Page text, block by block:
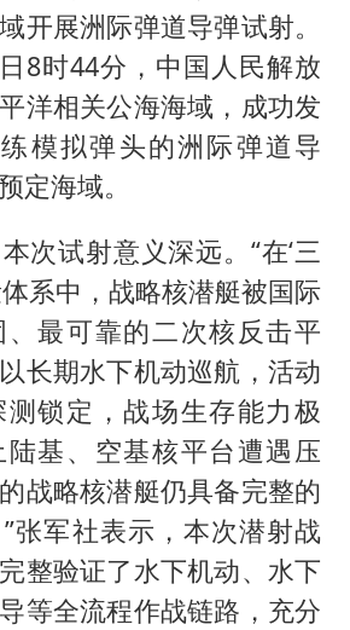
开展洲际弹道导弹试射。
8时44分，中国人民解放
洋相关公海海域，成功发
模拟弹头的洲际弹道导
定海域。
次试射意义深远。“在‘三
系中，战略核潜艇被国际
最可靠的二次核反击平
长期水下机动巡航，活动
锁定，战场生存能力极
基、空基核平台遭遇压
战略核潜艇仍具备完整的
张军社表示，本次潜射战
整验证了水下机动、水下
等全流程作战链路，充分